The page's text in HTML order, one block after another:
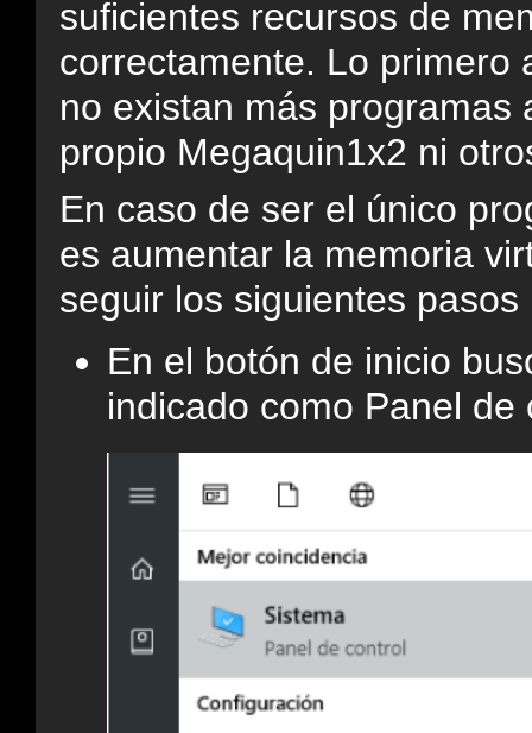
suficientes recursos de
correctamente. Lo primero
no existan más programas
propio Megaquin1x2 ni
En caso de ser el único
es aumentar la memoria
seguir los siguientes
En el botón de inicio
indicado como Panel de